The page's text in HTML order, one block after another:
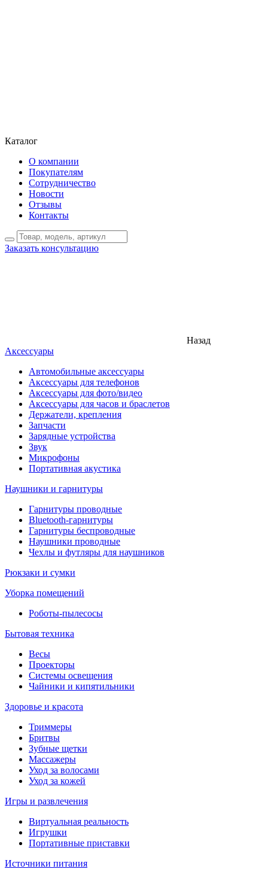
Каталог
О компании
Покупателям
Сотрудничество
Новости
Отзывы
Контакты
Заказать консультацию
Назад
Аксессуары
Автомобильные аксессуары
Аксессуары для телефонов
Аксессуары для фото/видео
Аксессуары для часов и браслетов
Держатели, крепления
Запчасти
Зарядные устройства
Звук
Микрофоны
Портативная акустика
Наушники и гарнитуры
Гарнитуры проводные
Bluetooth-гарнитуры
Гарнитуры беспроводные
Наушники проводные
Чехлы и футляры для наушников
Рюкзаки и сумки
Уборка помещений
Роботы-пылесосы
Бытовая техника
Весы
Проекторы
Системы освещения
Чайники и кипятильники
Здоровье и красота
Триммеры
Бритвы
Зубные щетки
Массажеры
Уход за волосами
Уход за кожей
Игры и развлечения
Виртуальная реальность
Игрушки
Портативные приставки
Источники питания